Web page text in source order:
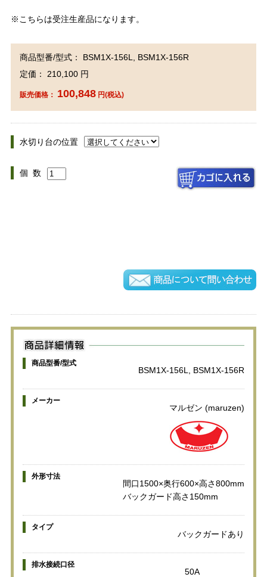
※こちらは受注生産品になります。
商品型番/型式： BSM1X-156L, BSM1X-156R
定価： 210,100 円
販売価格： 100,848円(税込)
水切り台の位置
個 数
商品型番/型式
BSM1X-156L, BSM1X-156R
メーカー
マルゼン (maruzen)
外形寸法
間口1500×奥行600×高さ800mm
バックガード高さ150mm
タイプ
バックガードあり
排水接続口径
50A